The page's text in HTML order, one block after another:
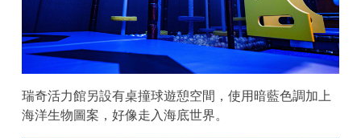
瑞奇活力館另設有桌撞球遊憩空間，使用暗藍色調加上
海洋生物圖案，好像走入海底世界。